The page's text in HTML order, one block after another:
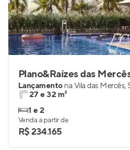
Plano&Raízes das
Lançamentona Vila das Mercês,
27 e 32 m²
1 e 2
Venda a partir de
R$ 234.165